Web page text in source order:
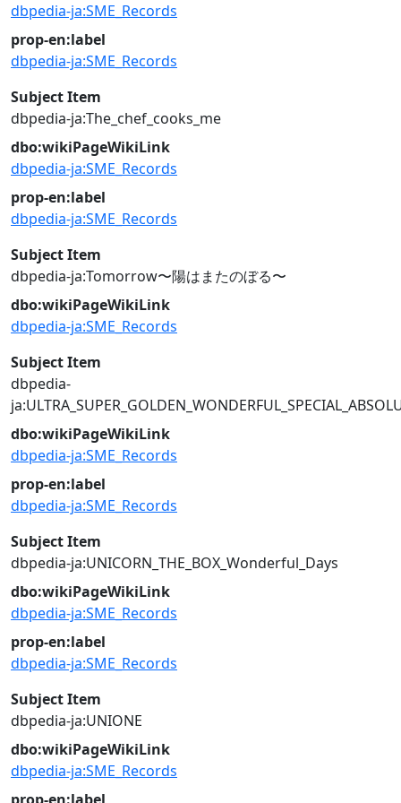
dbpedia-ja:SME_Records
prop-en:label
dbpedia-ja:SME_Records
Subject Item
dbpedia-ja:The_chef_cooks_me
dbo:wikiPageWikiLink
dbpedia-ja:SME_Records
prop-en:label
dbpedia-ja:SME_Records
Subject Item
dbpedia-ja:Tomorrow〜陽はまたのぼる〜
dbo:wikiPageWikiLink
dbpedia-ja:SME_Records
Subject Item
dbpedia-
dbo:wikiPageWikiLink
dbpedia-ja:SME_Records
prop-en:label
dbpedia-ja:SME_Records
Subject Item
dbpedia-ja:UNICORN_THE_BOX_Wonderful_Days
dbo:wikiPageWikiLink
dbpedia-ja:SME_Records
prop-en:label
dbpedia-ja:SME_Records
Subject Item
dbpedia-ja:UNIONE
dbo:wikiPageWikiLink
dbpedia-ja:SME_Records